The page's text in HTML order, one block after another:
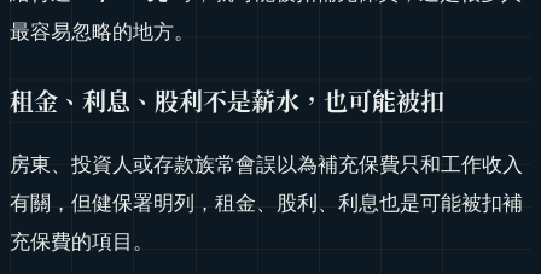
最容易忽略的地方。
租金、利息、股利不是薪水，也可能被扣
房東、投資人或存款族常會誤以為補充保費只和工作收入
有關，但健保署明列，租金、股利、利息也是可能被扣補
充保費的項目。